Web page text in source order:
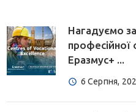
Нагадуємо
професійної
Еразмус+ ...
6 Серпня,